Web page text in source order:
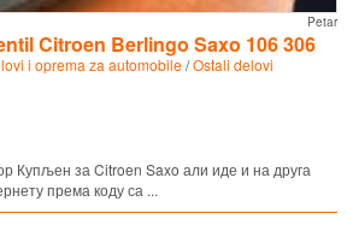
Petar
Citroen Berlingo Saxo 106 306
i oprema za automobile/Ostali delovi
Купљен за Citroen Saxo али иде и на друга
према коду са ...